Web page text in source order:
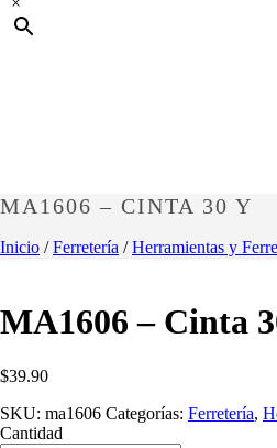
MA1606 – CINTA 30 Y
Inicio /Ferretería /Herramientas y
MA1606 – Cinta
$39.90
SKU: ma1606 Categorías: Ferretería,
Cantidad